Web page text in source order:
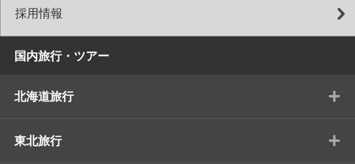
採用情報
国内旅行・ツアー
北海道旅行 +
東北旅行 +